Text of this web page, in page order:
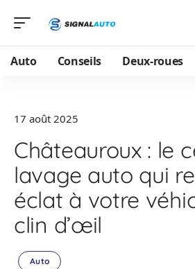
Auto Conseils Deux-roues
17 août 2025
Châteauroux : le
lavage auto qui
éclat à votre
clin d’œil
Auto